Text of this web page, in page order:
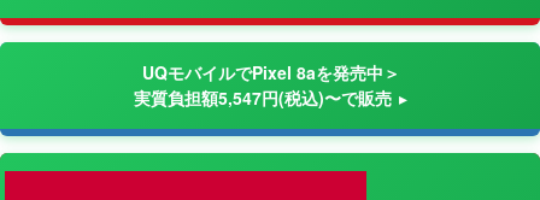
UQモバイルでPixel 8aを発売中＞
実質負担額5,547円(税込)〜で販売